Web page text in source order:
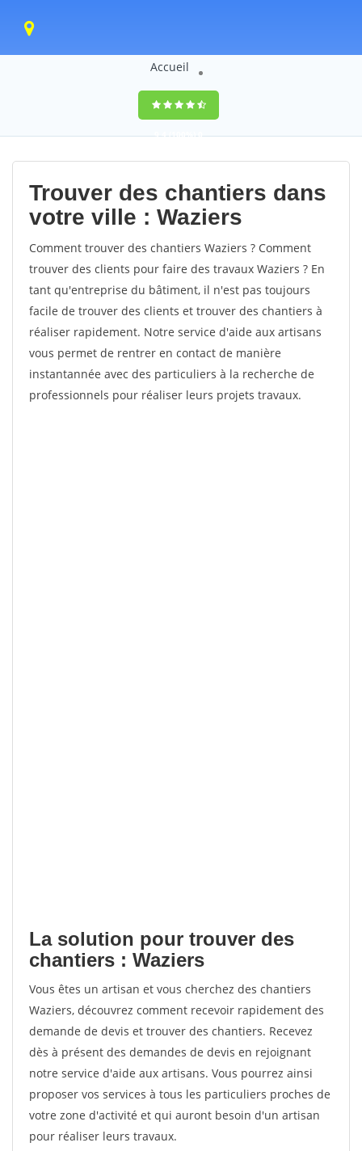
Accueil
9,4(100%)0
votes
Trouver des chantiers dans
votre ville : Waziers
Comment trouver des chantiers Waziers ? Comment
trouver des clients pour faire des travaux Waziers ? En
tant qu'entreprise du bâtiment, il n'est pas toujours
facile de trouver des clients et trouver des chantiers à
réaliser rapidement. Notre service d'aide aux artisans
vous permet de rentrer en contact de manière
instantannée avec des particuliers à la recherche de
professionnels pour réaliser leurs projets travaux.
La solution pour trouver des
chantiers : Waziers
Vous êtes un artisan et vous cherchez des chantiers
Waziers, découvrez comment recevoir rapidement des
demande de devis et trouver des chantiers. Recevez
dès à présent des demandes de devis en rejoignant
notre service d'aide aux artisans. Vous pourrez ainsi
proposer vos services à tous les particuliers proches de
votre zone d'activité et qui auront besoin d'un artisan
pour réaliser leurs travaux.